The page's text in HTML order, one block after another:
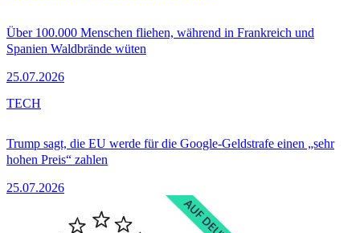
Über 100.000 Menschen fliehen, während in Frankreich und
Spanien Waldbrände wüten
25.07.2026
Trump sagt, die EU werde für die Google-Geldstrafe einen „sehr
hohen Preis“ zahlen
25.07.2026
TECH